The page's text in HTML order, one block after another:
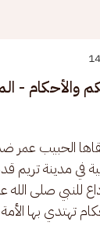
والأحكام -
الحبيب
في مدينة تريم
للنبي صلى الله
تهتدي بها الأمة